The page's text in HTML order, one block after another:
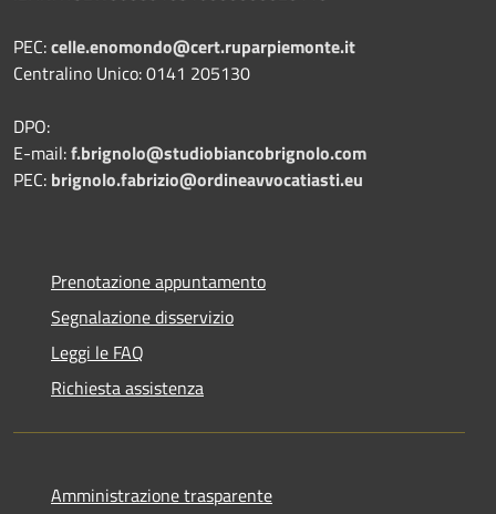
PEC:celle.enomondo@cert.ruparpiemonte.it
Centralino Unico: 0141 205130
DPO:
E-mail:f.brignolo@studiobiancobrignolo.com
PEC: brignolo.fabrizio@ordineavvocatiasti.eu
Prenotazione appuntamento
Segnalazione disservizio
Leggi le FAQ
Richiesta assistenza
Amministrazione trasparente